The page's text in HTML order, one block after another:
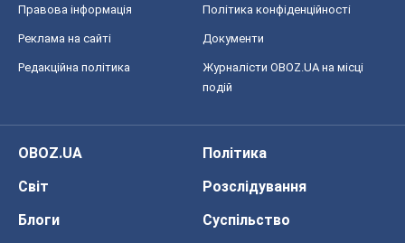
Правова інформація Політика конфіденційності
Реклама на сайті Документи
Редакційна політика
Журналісти OBOZ.UA на місці
подій
OBOZ.UA
Політика
Світ
Розслідування
Блоги
Суспільство